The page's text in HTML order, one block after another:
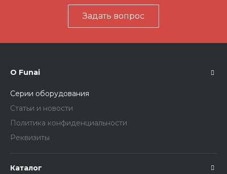
Задать вопрос
О Funai
Серии оборудования
Статьи и новости
Политика конфиденциальности
Реквизиты
Каталог